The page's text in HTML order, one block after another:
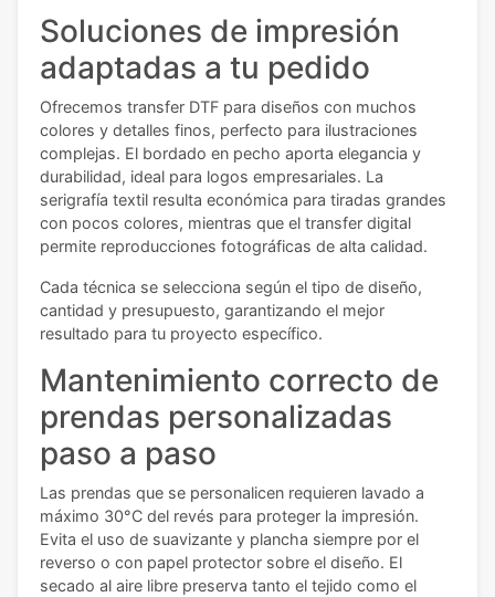
Soluciones de impresión
adaptadas a tu pedido
Ofrecemos transfer DTF para diseños con muchos
colores y detalles finos, perfecto para ilustraciones
complejas. El bordado en pecho aporta elegancia y
durabilidad, ideal para logos empresariales. La
serigrafía textil resulta económica para tiradas grandes
con pocos colores, mientras que el transfer digital
permite reproducciones fotográficas de alta calidad.
Cada técnica se selecciona según el tipo de diseño,
cantidad y presupuesto, garantizando el mejor
resultado para tu proyecto específico.
Mantenimiento correcto de
prendas personalizadas
paso a paso
Las prendas que se personalicen requieren lavado a
máximo 30°C del revés para proteger la impresión.
Evita el uso de suavizante y plancha siempre por el
reverso o con papel protector sobre el diseño. El
secado al aire libre preserva tanto el tejido como el